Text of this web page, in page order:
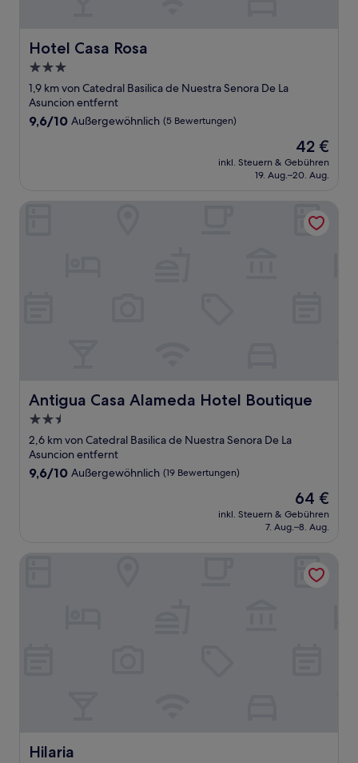
Hotel Casa Rosa
Hotel Casa Rosa
3.0-
Sterne-
Unterkunft
1,9 km von Catedral Basilica de Nuestra Senora De La
Asuncion entfernt
9.6
9,6/10 Außergewöhnlich (5 Bewertungen)
Der
Preis
beträgt
42 €
inkl. Steuern & Gebühren
19. Aug.–20. Aug.
Antigua Casa Alameda Hotel Boutique
Antigua Casa Alameda Hotel Boutique
2.5-
Sterne-
Unterkunft
2,6 km von Catedral Basilica de Nuestra Senora De La
Asuncion entfernt
9.6
9,6/10 Außergewöhnlich (19 Bewertungen)
Der
Preis
beträgt
64 €
inkl. Steuern & Gebühren
7. Aug.–8. Aug.
Hilaria
Hilaria